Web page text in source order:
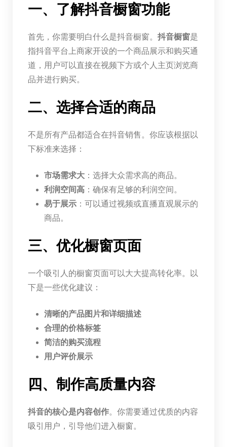
一、了解抖音橱窗功能
首先，你需要明白什么是抖音橱窗。 抖音橱窗是
指抖音平台上商家开设的一个商品展示和购买通
道，用户可以直接在视频下方或个人主页浏览商
品并进行购买。
二、选择合适的商品
不是所有产品都适合在抖音销售。你应该根据以
下标准来选择：
市场需求大：选择大众需求高的商品。
利润空间高：确保有足够的利润空间。
易于展示：可以通过视频或直播直观展示的
商品。
三、优化橱窗页面
一个吸引人的橱窗页面可以大大提高转化率。以
下是一些优化建议：
清晰的产品图片和详细描述
合理的价格标签
简洁的购买流程
用户评价展示
四、制作高质量内容
抖音的核心是内容创作。你需要通过优质的内容
吸引用户，引导他们进入橱窗。